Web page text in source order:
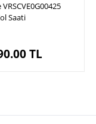
Saati
TL